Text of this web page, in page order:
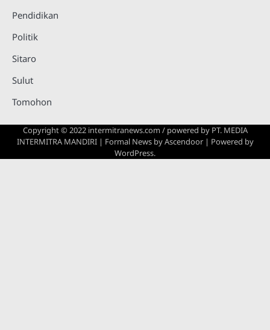
Pendidikan
Politik
Sitaro
Sulut
Tomohon
Copyright © 2022 intermitranews.com / powered by PT. MEDIA
INTERMITRA MANDIRI| Formal News byAscendoor| Powered by
WordPress.